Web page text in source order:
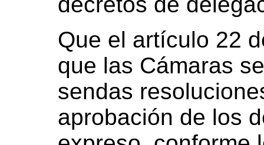
Que el artículo 22
que las Cámaras
sendas
aprobación de los